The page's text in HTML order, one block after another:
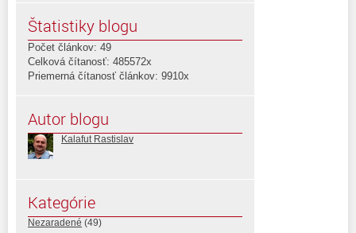
Štatistiky blogu
Počet článkov: 49
Celková čítanosť: 485572x
Priemerná čítanosť článkov: 9910x
Autor blogu
Kalafut Rastislav
Kategórie
Nezaradené (49)